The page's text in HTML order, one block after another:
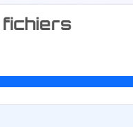
fichiers